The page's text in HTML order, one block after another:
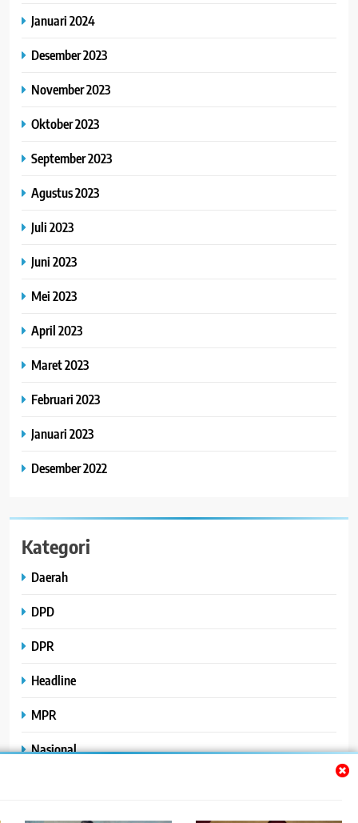
Januari 2024
Desember 2023
November 2023
Oktober 2023
September 2023
Agustus 2023
Juli 2023
Juni 2023
Mei 2023
April 2023
Maret 2023
Februari 2023
Januari 2023
Desember 2022
Kategori
Daerah
DPD
DPR
Headline
MPR
Nasional
Polhukam